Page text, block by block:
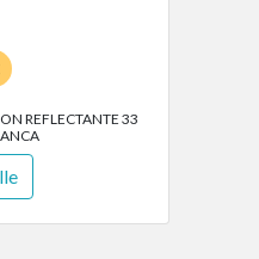
REFLECTANTE 33